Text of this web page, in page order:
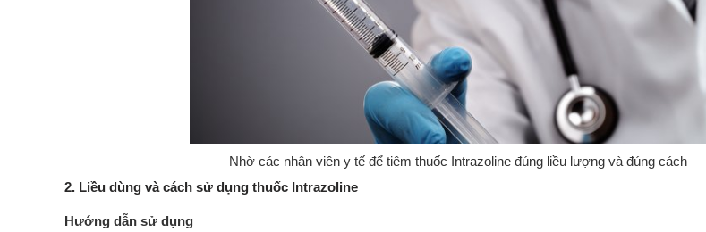
Nhờ các nhân viên y tế để tiêm thuốc Intrazoline đúng liều lượng và đúng cách
2. Liều dùng và cách sử dụng thuốc Intrazoline
Hướng dẫn sử dụng